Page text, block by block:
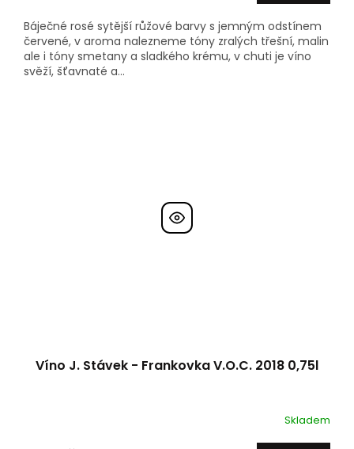
Báječné rosé sytější růžové barvy s jemným odstínem
červené, v aroma nalezneme tóny zralých třešní, malin
ale i tóny smetany a sladkého krému, v chuti je víno
svěží, šťavnaté a...
Víno J. Stávek - Frankovka V.O.C. 2018 0,75l
Skladem